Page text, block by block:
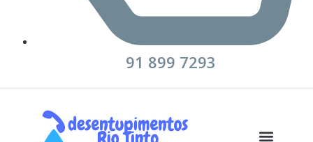
91 899 7293